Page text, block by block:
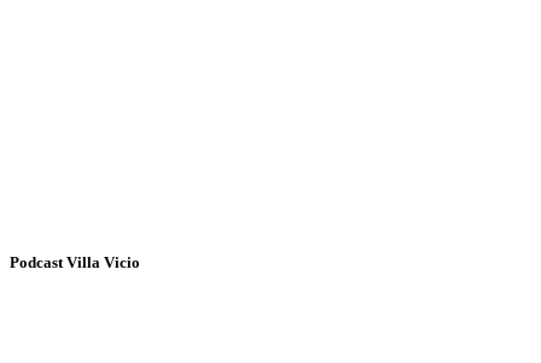
Podcast Villa Vicio